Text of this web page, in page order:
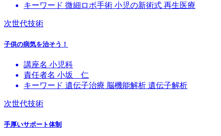
キーワード 微細ロボ手術 小児の新術式 再生医療
次世代技術
子供の病気を治そう！
講座名 小児科
責任者名 小坂 仁
キーワード 遺伝子治療 脳機能解析 遺伝子解析
次世代技術
手厚いサポート体制